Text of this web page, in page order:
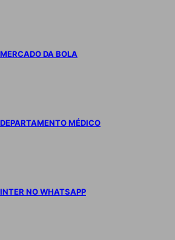
MERCADO DA BOLA
DEPARTAMENTO MÉDICO
INTER NO WHATSAPP